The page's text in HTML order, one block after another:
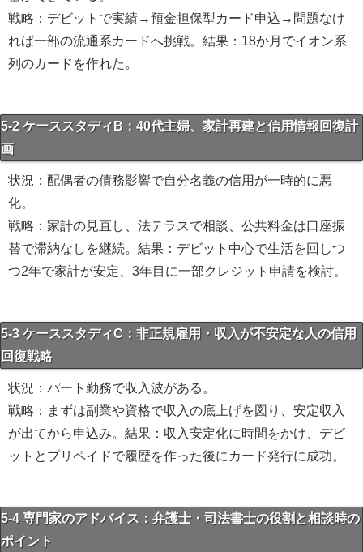
戦略：デビットで実績→預金担保型カード申込→問題なけ
れば一部の流通系カードへ挑戦。結果：18か月でイオン系
列のカードを作れた。
5-2 ケーススタディB：40代主婦、家計再建と信用情報回復計
画
状況：配偶者の債務影響で自分名義の信用が一時的に悪
化。
戦略：家計の見直し、法テラスで相談、公共料金は口座振
替で滞納なしを継続。結果：デビット中心で生活を回しつ
つ2年で家計が安定、3年目に一部クレジット申請を検討。
5-3 ケーススタディC：非正規雇用・収入が不安定な人の信用
回復戦略
状況：パート勤務で収入波がある。
戦略：まずは副業や資格で収入の底上げを図り、安定収入
が出てから申込み。結果：収入安定化に時間をかけ、デビ
ットとプリペイドで履歴を作った後にカード発行に成功。
5-4 専門家のアドバイス：弁護士・司法書士の役割と相談時の
ポイント